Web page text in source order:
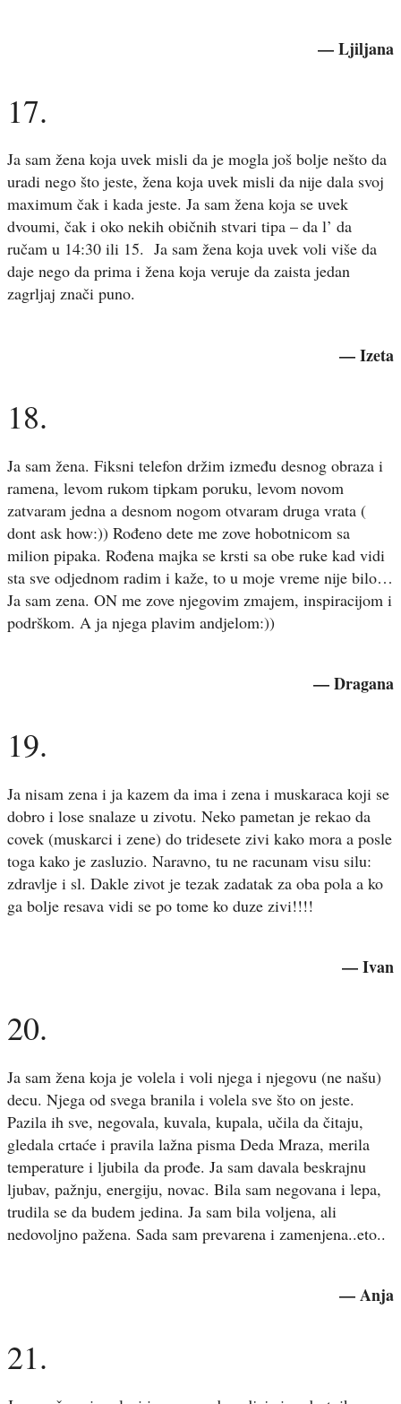
— Ljiljana
17.
Ja sam žena koja uvek misli da je mogla još bolje nešto da
uradi nego što jeste, žena koja uvek misli da nije dala svoj
maximum čak i kada jeste. Ja sam žena koja se uvek
dvoumi, čak i oko nekih običnih stvari tipa – da l’ da
ručam u 14:30 ili 15. Ja sam žena koja uvek voli više da
daje nego da prima i žena koja veruje da zaista jedan
zagrljaj znači puno.
— Izeta
18.
Ja sam žena. Fiksni telefon držim između desnog obraza i
ramena, levom rukom tipkam poruku, levom novom
zatvaram jedna a desnom nogom otvaram druga vrata (
dont ask how:)) Rođeno dete me zove hobotnicom sa
milion pipaka. Rođena majka se krsti sa obe ruke kad vidi
sta sve odjednom radim i kaže, to u moje vreme nije bilo…
Ja sam zena. ON me zove njegovim zmajem, inspiracijom i
podrškom. A ja njega plavim andjelom:))
— Dragana
19.
Ja nisam zena i ja kazem da ima i zena i muskaraca koji se
dobro i lose snalaze u zivotu. Neko pametan je rekao da
covek (muskarci i zene) do tridesete zivi kako mora a posle
toga kako je zasluzio. Naravno, tu ne racunam visu silu:
zdravlje i sl. Dakle zivot je tezak zadatak za oba pola a ko
ga bolje resava vidi se po tome ko duze zivi!!!!
— Ivan
20.
Ja sam žena koja je volela i voli njega i njegovu (ne našu)
decu. Njega od svega branila i volela sve što on jeste.
Pazila ih sve, negovala, kuvala, kupala, učila da čitaju,
gledala crtaće i pravila lažna pisma Deda Mraza, merila
temperature i ljubila da prođe. Ja sam davala beskrajnu
ljubav, pažnju, energiju, novac. Bila sam negovana i lepa,
trudila se da budem jedina. Ja sam bila voljena, ali
nedovoljno pažena. Sada sam prevarena i zamenjena..eto..
— Anja
21.